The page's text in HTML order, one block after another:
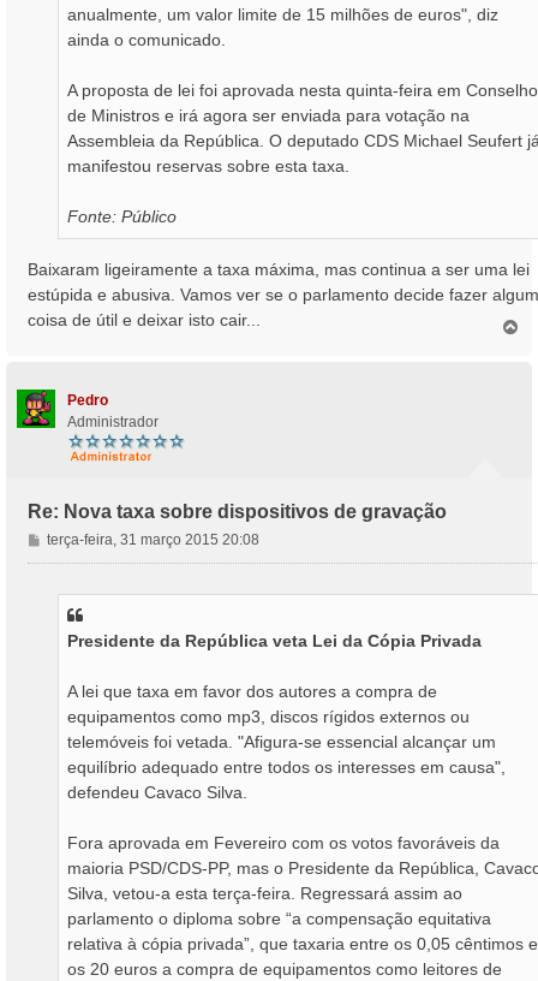
anualmente, um valor limite de 15 milhões de euros", diz
ainda o comunicado.
A proposta de lei foi aprovada nesta quinta-feira em Conselho
de Ministros e irá agora ser enviada para votação na
Assembleia da República. O deputado CDS Michael Seufert
manifestou reservas sobre esta taxa.
Fonte: Público
Baixaram ligeiramente a taxa máxima, mas continua a ser uma lei
estúpida e abusiva. Vamos ver se o parlamento decide fazer
coisa de útil e deixar isto cair...
Pedro
Administrador
Re: Nova taxa sobre dispositivos de gravação
M
e
terça-feira, 31 março 2015 20:08
Presidente da República veta Lei da Cópia Privada
A lei que taxa em favor dos autores a compra de
equipamentos como mp3, discos rígidos externos ou
telemóveis foi vetada. "Afigura-se essencial alcançar um
equilíbrio adequado entre todos os interesses em causa",
defendeu Cavaco Silva.
Fora aprovada em Fevereiro com os votos favoráveis da
maioria PSD/CDS-PP, mas o Presidente da República,
Silva, vetou-a esta terça-feira. Regressará assim ao
parlamento o diploma sobre “a compensação equitativa
relativa à cópia privada”, que taxaria entre os 0,05 cêntimos e
os 20 euros a compra de equipamentos como leitores de